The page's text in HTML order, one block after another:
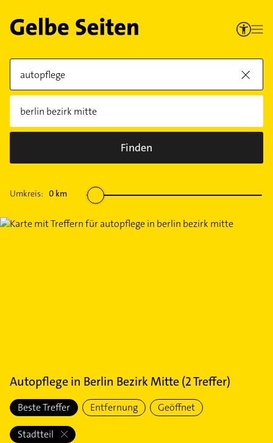
Finden
Umkreis: 0 km
Autopflegein Berlin Bezirk Mitte(2Treffer)
Beste Treffer Entfernung Geöffnet
Stadtteil